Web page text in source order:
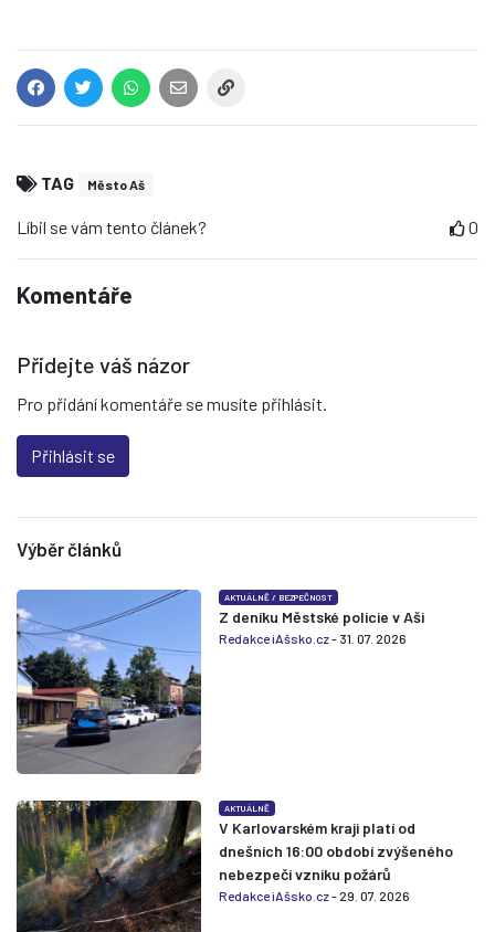
TAG Město Aš
Líbil se vám tento článek? 0
Komentáře
Přidejte váš názor
Pro přidání komentáře se musíte přihlásit.
Přihlásit se
Výběr článků
AKTUÁLNĚ / BEZPEČNOST
Z deníku Městské policie v Aši
Redakce iAšsko.cz- 31. 07. 2026
AKTUÁLNĚ
V Karlovarském kraji platí od
dnešních 16:00 období zvýšeného
nebezpečí vzniku požárů
Redakce iAšsko.cz- 29. 07. 2026